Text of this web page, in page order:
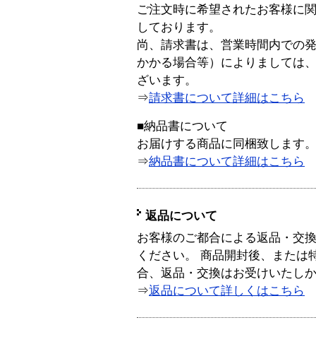
ご注文時に希望されたお客様に
しております。
尚、請求書は、営業時間内での
かかる場合等）によりましては
ざいます。
⇒請求書について詳細はこちら
■納品書について
お届けする商品に同梱致します。
⇒納品書について詳細はこちら
返品について
お客様のご都合による返品・交
ください。 商品開封後、または
合、返品・交換はお受けいたし
⇒返品について詳しくはこちら